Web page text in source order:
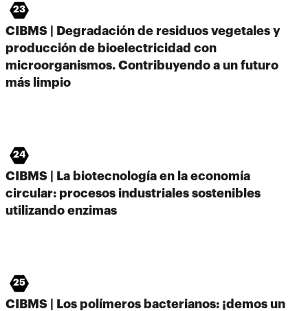
23
CIBMS | Degradación de residuos vegetales y
producción de bioelectricidad con
microorganismos. Contribuyendo a un futuro
más limpio
24
CIBMS | La biotecnología en la economía
circular: procesos industriales sostenibles
utilizando enzimas
25
CIBMS | Los polímeros bacterianos: ¡demos un